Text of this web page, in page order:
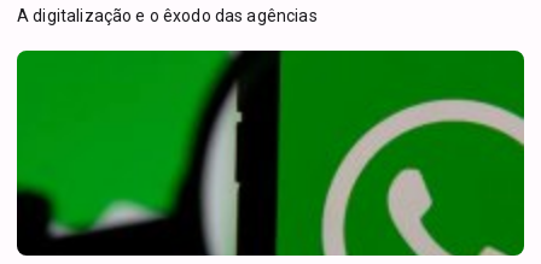
A digitalização e o êxodo das agências